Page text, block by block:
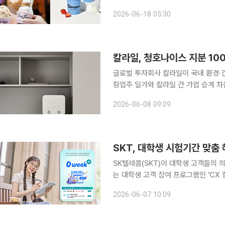
한다. 고밀도‧원물 중심의 프리미엄
2026-06-18 05:30
칼라일, 청호나이스 지분
글로벌 투자회사 칼라일이 국내 환경
창업주 일가와 칼라일 간 가업 승계 차원에서 이뤄
역 투자 펀드인 칼라일 아시아 파트
2026-06-08 09:09
SKT, 대학생 시험기간 맞춤
SK텔레콤(SKT)이 대학생 고객들의 의
는 대학생 고객 참여 프로그램인 'CX
혜택 강화 △오프라인 참여형 프로그
2026-06-07 10:09